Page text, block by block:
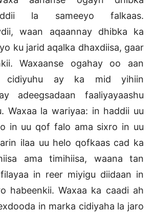
la sameeyo falkaas.
waan aqaannay dhibka ka
ku jarid aqalka dhaxdiisa, gaar
Waxaanse ogahay oo aan
cidiyuhu ay ka mid yihiin
adeegsadaan faaliyayaashu
Waxaa la wariyaa: in haddii uu
in uu qof falo ama sixro in uu
ilaa uu helo qofkaas cad ka
ama timihiisa, waana tan
in reer miyigu diidaan in
habeenkii. Waxaa ka caadi ah
in marka cidiyaha la jaro